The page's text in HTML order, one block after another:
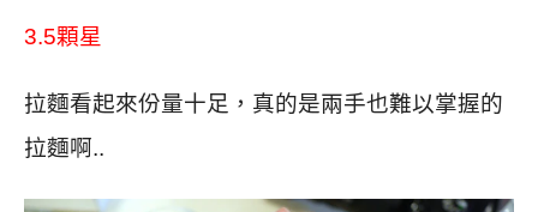
3.5顆星
拉麵看起來份量十足，真的是兩手也難以掌握的
拉麵啊..